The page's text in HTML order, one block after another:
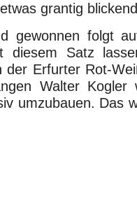
grantig
gewonnen folgt
diesem Satz
der Erfurter Rot-
Walter Kogler
umzubauen. Das